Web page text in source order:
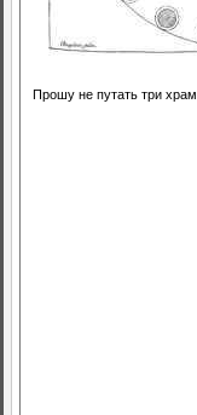
Прошу не путать три